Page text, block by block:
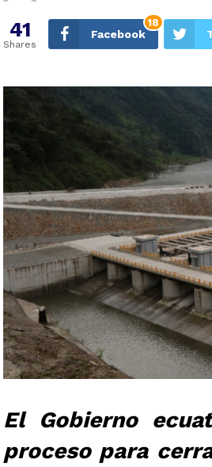
41
Shares
Facebook
18
El Gobierno
proceso para